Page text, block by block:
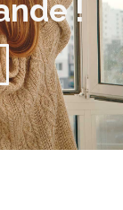
!